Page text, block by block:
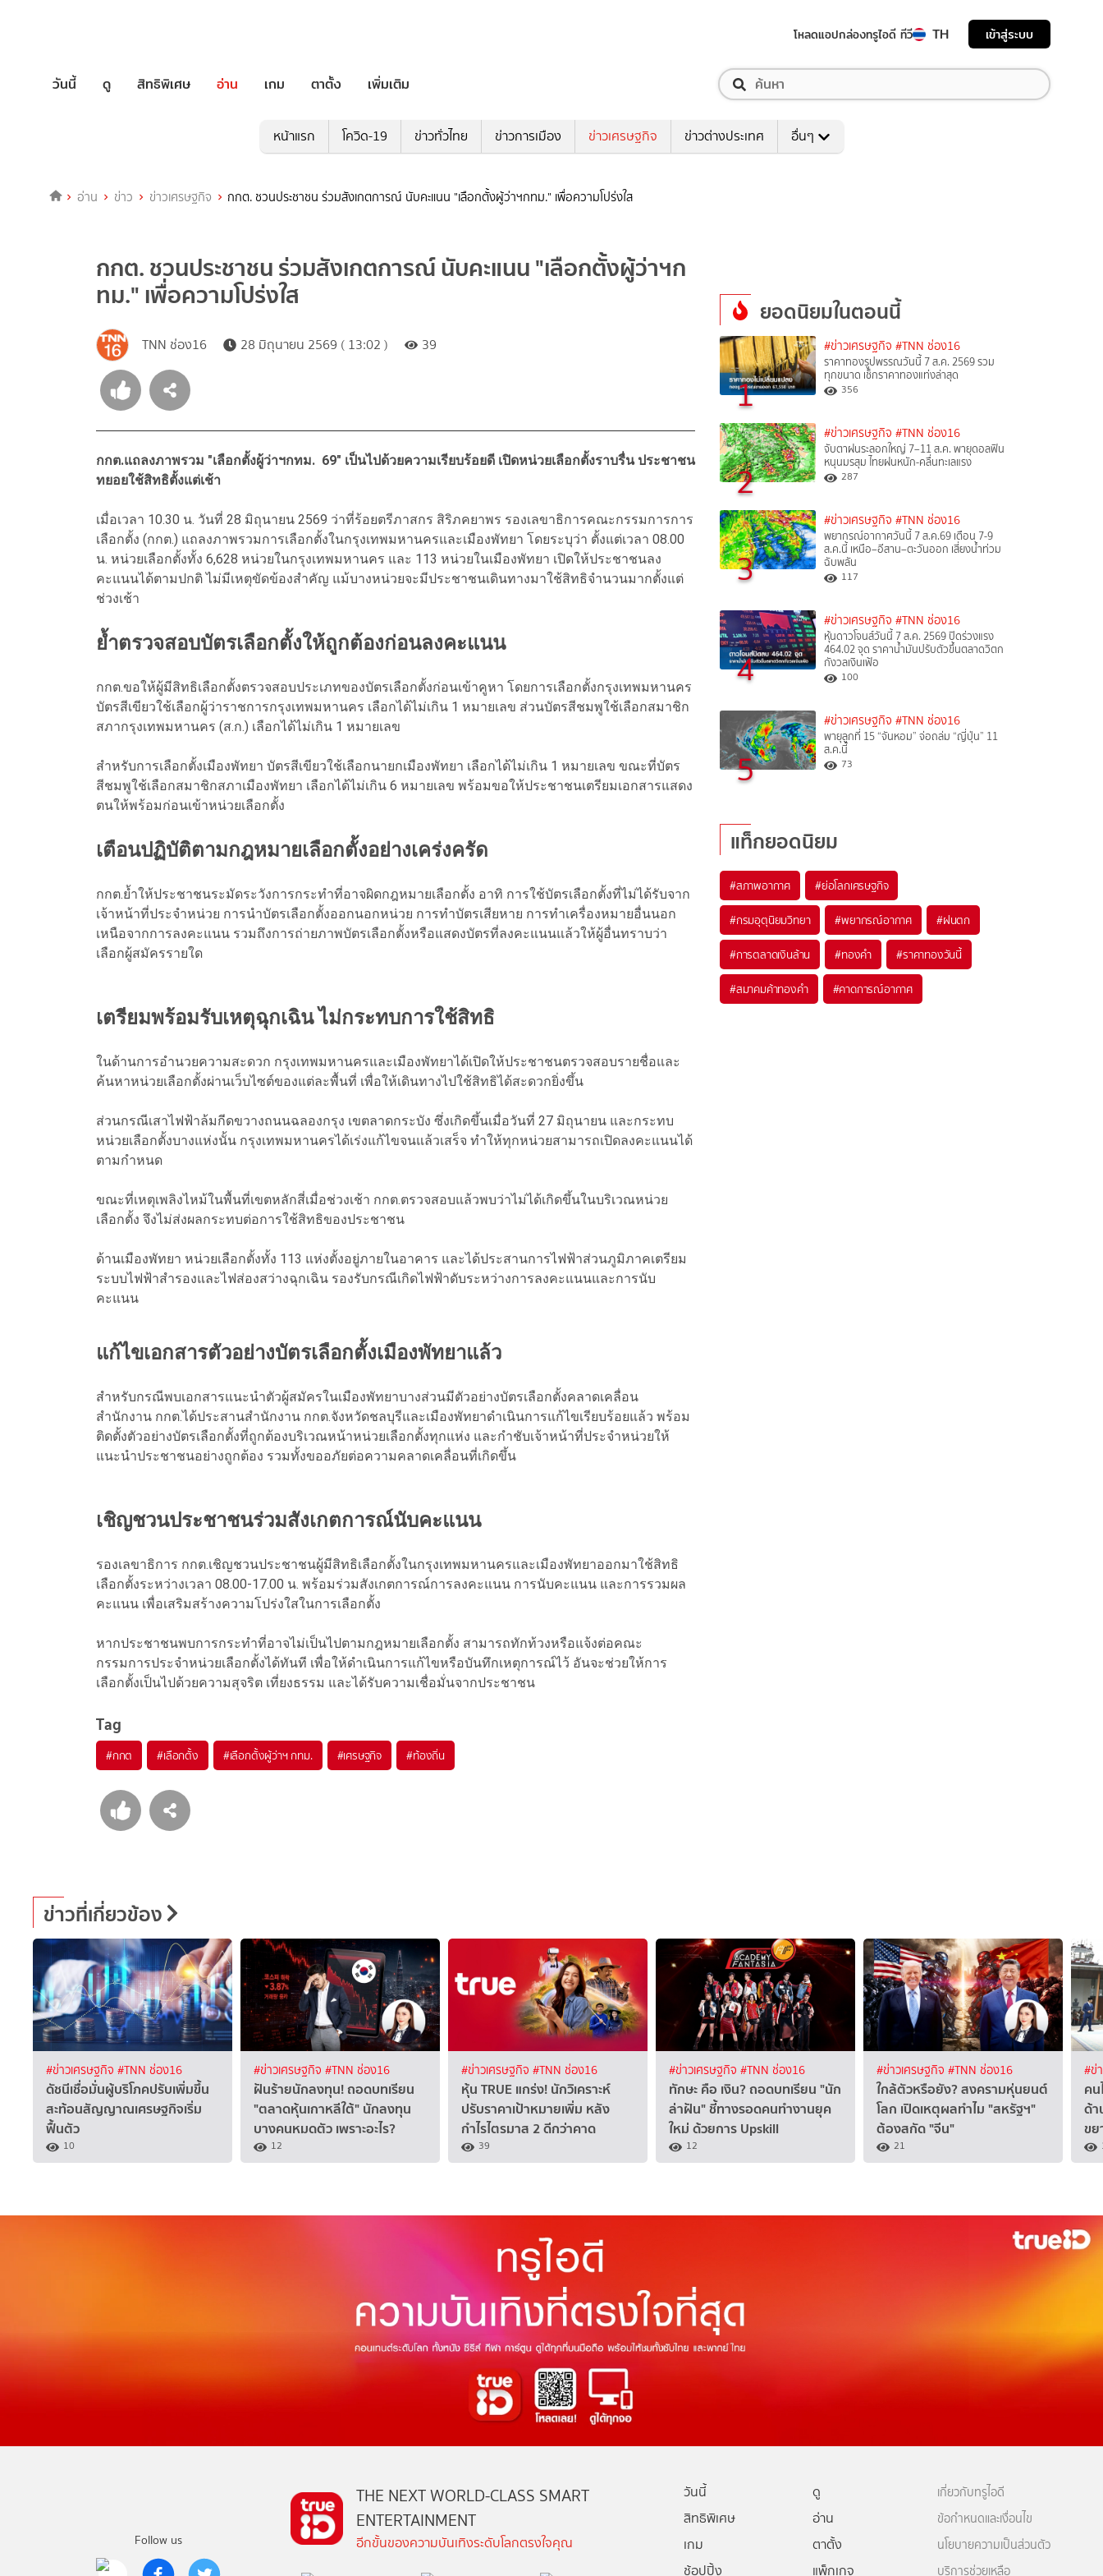
โหลดแอปกล่องทรูไอดี ทีวี TH เข้าสู่ระบบ
วันนี้ ดู สิทธิพิเศษ อ่าน เกม ตาตั้ง เพิ่มเติม
หน้าแรก โควิด-19 ข่าวทั่วไทย ข่าวการเมือง ข่าวเศรษฐกิจ ข่าวต่างประเทศ อื่นๆ
อ่าน ข่าว ข่าวเศรษฐกิจ กกต. ชวนประชาชน ร่วมสังเกตการณ์ นับคะแนน "เลือกตั้งผู้ว่าฯกทม." เพื่อความโปร่งใส
กกต. ชวนประชาชน ร่วมสังเกตการณ์ นับคะแนน "เลือกตั้งผู้ว่าฯก
ทม." เพื่อความโปร่งใส
TNN ช่อง16 28 มิถุนายน 2569 ( 13:02 ) 39
กกต.แถลงภาพรวม "เลือกตั้งผู้ว่าฯกทม. 69" เป็นไปด้วยความเรียบร้อยดี เปิดหน่วยเลือกตั้งราบรื่น ประชาชน
ทยอยใช้สิทธิตั้งแต่เช้า
เมื่อเวลา 10.30 น. วันที่ 28 มิถุนายน 2569 ว่าที่ร้อยตรีภาสกร สิริภคยาพร รองเลขาธิการคณะกรรมการการ
เลือกตั้ง (กกต.) แถลงภาพรวมการเลือกตั้งในกรุงเทพมหานครและเมืองพัทยา โดยระบุว่า ตั้งแต่เวลา 08.00
น. หน่วยเลือกตั้งทั้ง 6,628 หน่วยในกรุงเทพมหานคร และ 113 หน่วยในเมืองพัทยา เปิดให้ประชาชนลง
คะแนนได้ตามปกติ ไม่มีเหตุขัดข้องสำคัญ แม้บางหน่วยจะมีประชาชนเดินทางมาใช้สิทธิจำนวนมากตั้งแต่
ช่วงเช้า
ย้ำตรวจสอบบัตรเลือกตั้งให้ถูกต้องก่อนลงคะแนน
กกต.ขอให้ผู้มีสิทธิเลือกตั้งตรวจสอบประเภทของบัตรเลือกตั้งก่อนเข้าคูหา โดยการเลือกตั้งกรุงเทพมหานคร
บัตรสีเขียวใช้เลือกผู้ว่าราชการกรุงเทพมหานคร เลือกได้ไม่เกิน 1 หมายเลข ส่วนบัตรสีชมพูใช้เลือกสมาชิก
สภากรุงเทพมหานคร (ส.ก.) เลือกได้ไม่เกิน 1 หมายเลข
สำหรับการเลือกตั้งเมืองพัทยา บัตรสีเขียวใช้เลือกนายกเมืองพัทยา เลือกได้ไม่เกิน 1 หมายเลข ขณะที่บัตร
สีชมพูใช้เลือกสมาชิกสภาเมืองพัทยา เลือกได้ไม่เกิน 6 หมายเลข พร้อมขอให้ประชาชนเตรียมเอกสารแสดง
ตนให้พร้อมก่อนเข้าหน่วยเลือกตั้ง
เตือนปฏิบัติตามกฎหมายเลือกตั้งอย่างเคร่งครัด
กกต.ย้ำให้ประชาชนระมัดระวังการกระทำที่อาจผิดกฎหมายเลือกตั้ง อาทิ การใช้บัตรเลือกตั้งที่ไม่ได้รับจาก
เจ้าหน้าที่ประจำหน่วย การนำบัตรเลือกตั้งออกนอกหน่วย การทำบัตรเสียหาย การทำเครื่องหมายอื่นนอก
เหนือจากการลงคะแนน รวมถึงการถ่ายภาพบัตรเลือกตั้งหรือแสดงบัตรที่ลงคะแนนแล้วให้ผู้อื่นทราบว่า
เลือกผู้สมัครรายใด
เตรียมพร้อมรับเหตุฉุกเฉิน ไม่กระทบการใช้สิทธิ
ในด้านการอำนวยความสะดวก กรุงเทพมหานครและเมืองพัทยาได้เปิดให้ประชาชนตรวจสอบรายชื่อและ
ค้นหาหน่วยเลือกตั้งผ่านเว็บไซต์ของแต่ละพื้นที่ เพื่อให้เดินทางไปใช้สิทธิได้สะดวกยิ่งขึ้น
ส่วนกรณีเสาไฟฟ้าล้มกีดขวางถนนฉลองกรุง เขตลาดกระบัง ซึ่งเกิดขึ้นเมื่อวันที่ 27 มิถุนายน และกระทบ
หน่วยเลือกตั้งบางแห่งนั้น กรุงเทพมหานครได้เร่งแก้ไขจนแล้วเสร็จ ทำให้ทุกหน่วยสามารถเปิดลงคะแนนได้
ตามกำหนด
ขณะที่เหตุเพลิงไหม้ในพื้นที่เขตหลักสี่เมื่อช่วงเช้า กกต.ตรวจสอบแล้วพบว่าไม่ได้เกิดขึ้นในบริเวณหน่วย
เลือกตั้ง จึงไม่ส่งผลกระทบต่อการใช้สิทธิของประชาชน
ด้านเมืองพัทยา หน่วยเลือกตั้งทั้ง 113 แห่งตั้งอยู่ภายในอาคาร และได้ประสานการไฟฟ้าส่วนภูมิภาคเตรียม
ระบบไฟฟ้าสำรองและไฟส่องสว่างฉุกเฉิน รองรับกรณีเกิดไฟฟ้าดับระหว่างการลงคะแนนและการนับ
คะแนน
แก้ไขเอกสารตัวอย่างบัตรเลือกตั้งเมืองพัทยาแล้ว
สำหรับกรณีพบเอกสารแนะนำตัวผู้สมัครในเมืองพัทยาบางส่วนมีตัวอย่างบัตรเลือกตั้งคลาดเคลื่อน
สำนักงาน กกต.ได้ประสานสำนักงาน กกต.จังหวัดชลบุรีและเมืองพัทยาดำเนินการแก้ไขเรียบร้อยแล้ว พร้อม
ติดตั้งตัวอย่างบัตรเลือกตั้งที่ถูกต้องบริเวณหน้าหน่วยเลือกตั้งทุกแห่ง และกำชับเจ้าหน้าที่ประจำหน่วยให้
แนะนำประชาชนอย่างถูกต้อง รวมทั้งขออภัยต่อความคลาดเคลื่อนที่เกิดขึ้น
เชิญชวนประชาชนร่วมสังเกตการณ์นับคะแนน
รองเลขาธิการ กกต.เชิญชวนประชาชนผู้มีสิทธิเลือกตั้งในกรุงเทพมหานครและเมืองพัทยาออกมาใช้สิทธิ
เลือกตั้งระหว่างเวลา 08.00-17.00 น. พร้อมร่วมสังเกตการณ์การลงคะแนน การนับคะแนน และการรวมผล
คะแนน เพื่อเสริมสร้างความโปร่งใสในการเลือกตั้ง
หากประชาชนพบการกระทำที่อาจไม่เป็นไปตามกฎหมายเลือกตั้ง สามารถทักท้วงหรือแจ้งต่อคณะ
กรรมการประจำหน่วยเลือกตั้งได้ทันที เพื่อให้ดำเนินการแก้ไขหรือบันทึกเหตุการณ์ไว้ อันจะช่วยให้การ
เลือกตั้งเป็นไปด้วยความสุจริต เที่ยงธรรม และได้รับความเชื่อมั่นจากประชาชน
Tag
#กกต #เลือกตั้ง #เลือกตั้งผู้ว่าฯ กทม. #เศรษฐกิจ #ท้องถิ่น
ยอดนิยมในตอนนี้
1
#ข่าวเศรษฐกิจ #TNN ช่อง16
ราคาทองรูปพรรณวันนี้ 7 ส.ค. 2569 รวม
ทุกขนาด เช็กราคาทองแท่งล่าสุด
356
2
#ข่าวเศรษฐกิจ #TNN ช่อง16
จับตาฝนระลอกใหญ่ 7–11 ส.ค. พายุดอลฟิน
หนุนมรสุม ไทยฝนหนัก-คลื่นทะเลแรง
287
3
#ข่าวเศรษฐกิจ #TNN ช่อง16
พยากรณ์อากาศวันนี้ 7 ส.ค.69 เตือน 7-9
ส.ค.นี้ เหนือ–อีสาน–ตะวันออก เสี่ยงน้ำท่วม
ฉับพลัน
117
4
#ข่าวเศรษฐกิจ #TNN ช่อง16
หุ้นดาวโจนส์วันนี้ 7 ส.ค. 2569 ปิดร่วงแรง
464.02 จุด ราคาน้ำมันปรับตัวขึ้นตลาดวิตก
กังวลเงินเฟ้อ
100
5
#ข่าวเศรษฐกิจ #TNN ช่อง16
พายุลูกที่ 15 “จันหอม” จ่อถล่ม “ญี่ปุ่น” 11
ส.ค.นี้
73
แท็กยอดนิยม
#สภาพอากาศ #ย่อโลกเศรษฐกิจ
#กรมอุตุนิยมวิทยา #พยากรณ์อากาศ #ฝนตก
#การตลาดเงินล้าน #ทองคำ #ราคาทองวันนี้
#สมาคมค้าทองคำ #คาดการณ์อากาศ
ข่าวที่เกี่ยวข้อง
#ข่าวเศรษฐกิจ #TNN ช่อง16
ดัชนีเชื่อมั่นผู้บริโภคปรับเพิ่มขึ้น
สะท้อนสัญญาณเศรษฐกิจเริ่ม
ฟื้นตัว
10
#ข่าวเศรษฐกิจ #TNN ช่อง16
ฝันร้ายนักลงทุน! ถอดบทเรียน
"ตลาดหุ้นเกาหลีใต้" นักลงทุน
บางคนหมดตัว เพราะอะไร?
12
#ข่าวเศรษฐกิจ #TNN ช่อง16
หุ้น TRUE แกร่ง! นักวิเคราะห์
ปรับราคาเป้าหมายเพิ่ม หลัง
กำไรไตรมาส 2 ดีกว่าคาด
39
#ข่าวเศรษฐกิจ #TNN ช่อง16
ทักษะ คือ เงิน? ถอดบทเรียน "นัก
ล่าฝัน" ชี้ทางรอดคนทำงานยุค
ใหม่ ด้วยการ Upskill
12
#ข่าวเศรษฐกิจ #TNN ช่อง16
ใกล้ตัวหรือยัง? สงครามหุ่นยนต์
โลก เปิดเหตุผลทำไม "สหรัฐฯ"
ต้องสกัด "จีน"
21
#ข่
คน
ด้า
ข
Follow us
THE NEXT WORLD-CLASS SMART
ENTERTAINMENT
อีกขั้นของความบันเทิงระดับโลกตรงใจคุณ
วันนี้
ดู
สิทธิพิเศษ
อ่าน
เกม
ตาตั้ง
ช้อปปิ้ง
แพ็กเกจ
เกี่ยวกับทรูไอดี
ข้อกำหนดและเงื่อนไข
นโยบายความเป็นส่วนตัว
บริการช่วยเหลือ